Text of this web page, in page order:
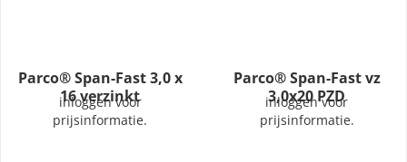
Parco® Span-Fast 3,0 x
16 verzinkt
inloggen voor
prijsinformatie.
Parco® Span-Fast vz
3,0x20 PZD
inloggen voor
prijsinformatie.